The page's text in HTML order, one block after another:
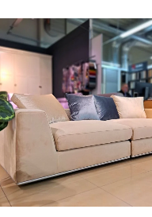
Original
price
1890,00 €.
Current
price
is:
999,00 €.